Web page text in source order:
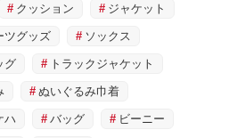
クッション ジャケット
ツグッズ ソックス
グ トラックジャケット
ぬいぐるみ巾着
ハ バッグ ビーニー